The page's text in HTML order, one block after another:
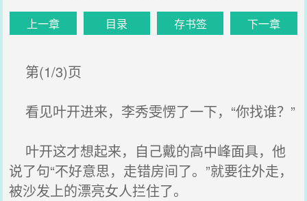
上一章 目录 存书签 下一章
第(1/3)页
看见叶开进来，李秀雯愣了一下，“你找谁？”
叶开这才想起来，自己戴的高中峰面具，他
说了句“不好意思，走错房间了。”就要往外走，
被沙发上的漂亮女人拦住了。